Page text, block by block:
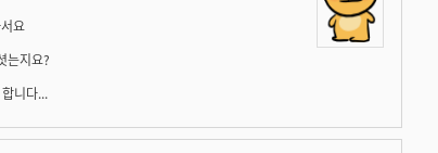
요
는지요?
니다...